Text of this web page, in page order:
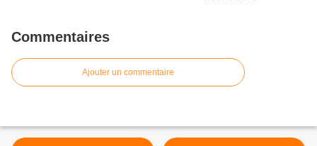
Commentaires
Ajouter un commentaire